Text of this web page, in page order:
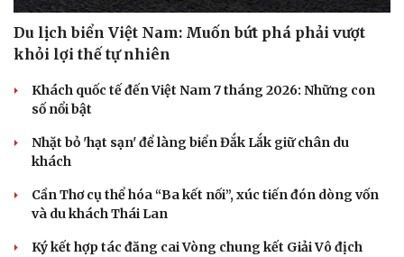
Du lịch biển Việt Nam: Muốn bứt phá phải vượt
khỏi lợi thế tự nhiên
Khách quốc tế đến Việt Nam 7 tháng 2026: Những con
số nổi bật
Nhặt bỏ 'hạt sạn' để làng biển Đắk Lắk giữ chân du
khách
Cần Thơ cụ thể hóa “Ba kết nối”, xúc tiến đón dòng vốn
và du khách Thái Lan
Ký kết hợp tác đăng cai Vòng chung kết Giải Vô địch